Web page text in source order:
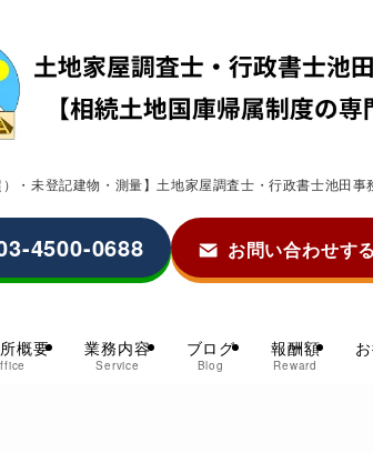
・未登記建物・測量】土地家屋調査士・行政書士池田
概要 業務内容
Service
ブログ
Blog
報酬額
Reward
4500-0688 お問い合わせする